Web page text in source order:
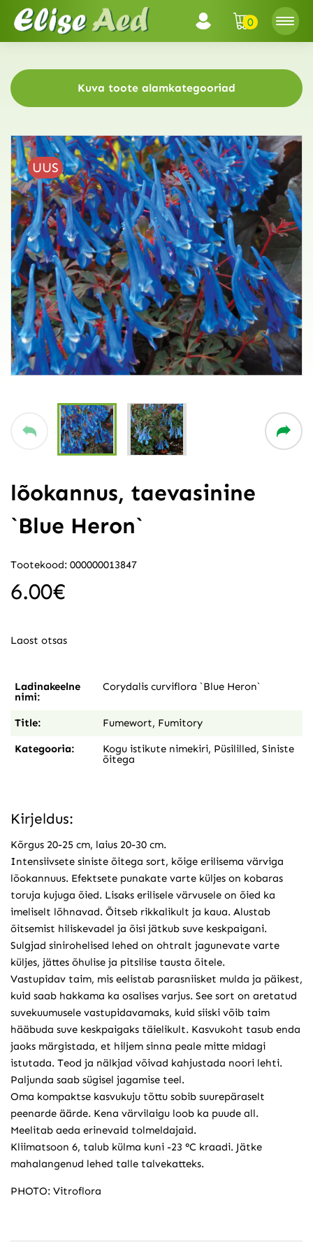
0
Kuva toote alamkategooriad
UUS
lõokannus, taevasinine
`Blue Heron`
Tootekood: 000000013847
6.00€
Laost otsas
Ladinakeelne
nimi:
Corydalis curviflora `Blue Heron`
Title: Fumewort, Fumitory
Kategooria: Kogu istikute nimekiri, Püsililled, Siniste
õitega
Kirjeldus:
Kõrgus 20-25 cm, laius 20-30 cm.
Intensiivsete siniste õitega sort, kõige erilisema värviga
lõokannuus. Efektsete punakate varte küljes on kobaras
toruja kujuga õied. Lisaks erilisele värvusele on õied ka
imeliselt lõhnavad. Õitseb rikkalikult ja kaua. Alustab
õitsemist hiliskevadel ja õisi jätkub suve keskpaigani.
Sulgjad sinirohelised lehed on ohtralt jagunevate varte
küljes, jättes õhulise ja pitsilise tausta õitele.
Vastupidav taim, mis eelistab parasniisket mulda ja päikest,
kuid saab hakkama ka osalises varjus. See sort on aretatud
suvekuumusele vastupidavamaks, kuid siiski võib taim
hääbuda suve keskpaigaks täielikult. Kasvukoht tasub enda
jaoks märgistada, et hiljem sinna peale mitte midagi
istutada. Teod ja nälkjad võivad kahjustada noori lehti.
Paljunda saab sügisel jagamise teel.
Oma kompaktse kasvukuju tõttu sobib suurepäraselt
peenarde äärde. Kena värvilaigu loob ka puude all.
Meelitab aeda erinevaid tolmeldajaid.
Kliimatsoon 6, talub külma kuni -23 °C kraadi. Jätke
mahalangenud lehed talle talvekatteks.
PHOTO: Vitroflora